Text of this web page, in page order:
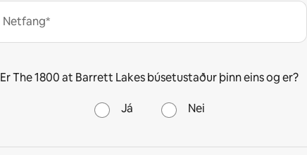
Netfang*
Er The 1800 at Barrett Lakes búsetustaður þinn eins og er?
Já Nei